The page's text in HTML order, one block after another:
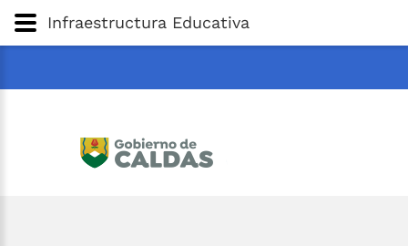
Gobernación de
Infraestructura Educativa